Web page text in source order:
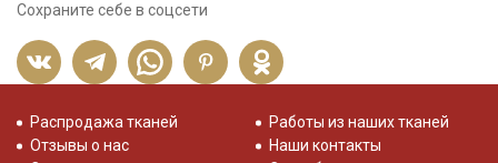
Сохраните себе в соцсети
Распродажа тканей
Отзывы о нас
Работы из наших тканей
Наши контакты